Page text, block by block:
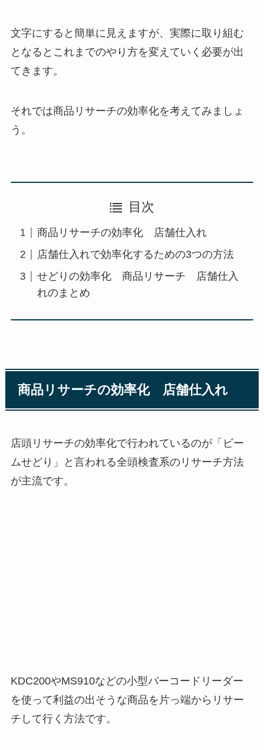
文字にすると簡単に見えますが、実際に取り組む
となるとこれまでのやり方を変えていく必要が出
てきます。
それでは商品リサーチの効率化を考えてみましょ
う。
目次
商品リサーチの効率化 店舗仕入れ
店舗仕入れで効率化するための3つの方法
せどりの効率化 商品リサーチ 店舗仕入
れのまとめ
商品リサーチの効率化 店舗仕入れ
店頭リサーチの効率化で行われているのが「ビー
ムせどり」と言われる全頭検査系のリサーチ方法
が主流です。
KDC200やMS910などの小型バーコードリーダー
を使って利益の出そうな商品を片っ端からリサー
チして行く方法です。